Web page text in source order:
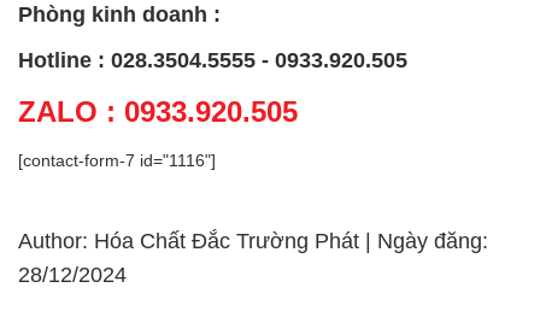
Phòng kinh doanh :
Hotline : 028.3504.5555 - 0933.920.505
ZALO : 0933.920.505
[contact-form-7 id="1116"]
Author: Hóa Chất Đắc Trường Phát | Ngày đăng:
28/12/2024